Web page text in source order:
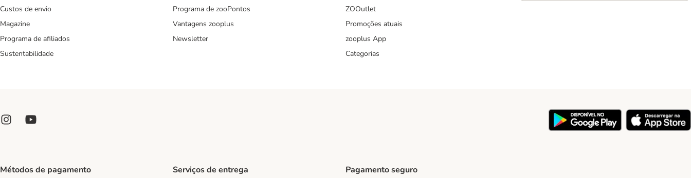
Custos de envio
Magazine
Programa de afiliados
Sustentabilidade
Programa de zooPontos
Vantagens zooplus
Newsletter
ZOOutlet
Promoções atuais
zooplus App
Categorias
Métodos de pagamento Serviços de entrega Pagamento seguro